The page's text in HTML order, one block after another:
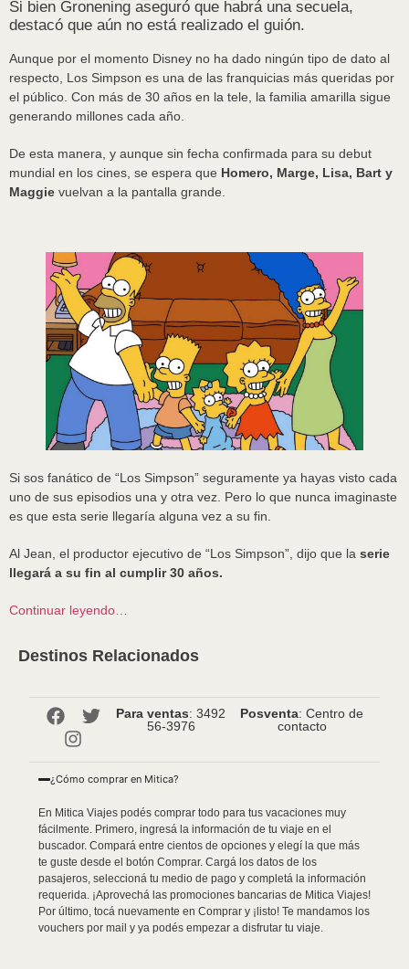
Si bien Gronening aseguró que habrá una secuela,
destacó que aún no está realizado el guión.
Aunque por el momento Disney no ha dado ningún tipo de dato al
respecto, Los Simpson es una de las franquicias más queridas por
el público. Con más de 30 años en la tele, la familia amarilla sigue
generando millones cada año.
De esta manera, y aunque sin fecha confirmada para su debut
mundial en los cines, se espera que Homero, Marge, Lisa, Bart y
Maggie vuelvan a la pantalla grande.
Si sos fanático de “Los Simpson” seguramente ya hayas visto cada
uno de sus episodios una y otra vez. Pero lo que nunca imaginaste
es que esta serie llegaría alguna vez a su fin.
Al Jean, el productor ejecutivo de “Los Simpson”, dijo que la serie
llegará a su fin al cumplir 30 años.
Continuar leyendo…
Destinos Relacionados
Para ventas: 3492
56-3976
Posventa: Centro de
contacto
¿Cómo comprar en Mitica?
En Mitica Viajes podés comprar todo para tus vacaciones muy
fácilmente. Primero, ingresá la información de tu viaje en el
buscador. Compará entre cientos de opciones y elegí la que más
te guste desde el botón Comprar. Cargá los datos de los
pasajeros, seleccioná tu medio de pago y completá la información
requerida. ¡Aprovechá las promociones bancarias de Mitica Viajes!
Por último, tocá nuevamente en Comprar y ¡listo! Te mandamos los
vouchers por mail y ya podés empezar a disfrutar tu viaje.